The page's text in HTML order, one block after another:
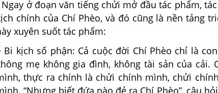
ở đoạn văn tiếng chửi mở đầu tác phẩm,
chính của Chí Phèo, và đó cũng là nền tảng
xuyên suốt tác phẩm:
Bi kịch số phận: Cả cuộc đời Chí Phèo chỉ là
mẹ không gia đình, không tài sản của cải.
thực ra chính là chửi chính mình, chửi
“Nhưng biết đứa nào đẻ ra Chí Phèo”, câu